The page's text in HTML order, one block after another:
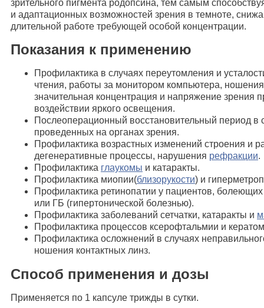
зрительного пигмента родопсина, тем самым
и адаптационных возможностей зрения в темноте,
длительной работе требующей особой концентрации.
Показания к применению
Профилактика в случаях переутомления и
чтения, работы за монитором компьютера,
значительная концентрация и напряжение зрения
воздействии яркого освещения.
Послеоперационный восстановительный период в
проведенных на органах зрения.
Профилактика возрастных изменений строения и
дегенеративные процессы, нарушения рефракции.
Профилактика глаукомы и катаракты.
Профилактика миопии(близорукости) и
Профилактика ретинопатии у пациентов,
или ГБ (гипертонической болезнью).
Профилактика заболеваний сетчатки, катаракты и
Профилактика процессов ксерофтальмии и
Профилактика осложнений в случаях
ношения контактных линз.
Способ применения и дозы
Применяется по 1 капсуле трижды в сутки.